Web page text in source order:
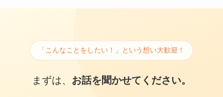
「こんなことをしたい！」という想い大歓迎！
まずは、 お話を聞かせてください。